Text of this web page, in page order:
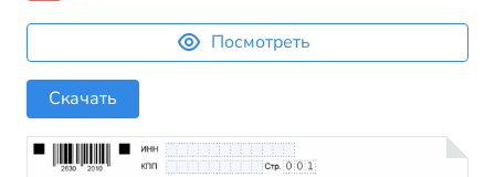
Посмотреть
Скачать